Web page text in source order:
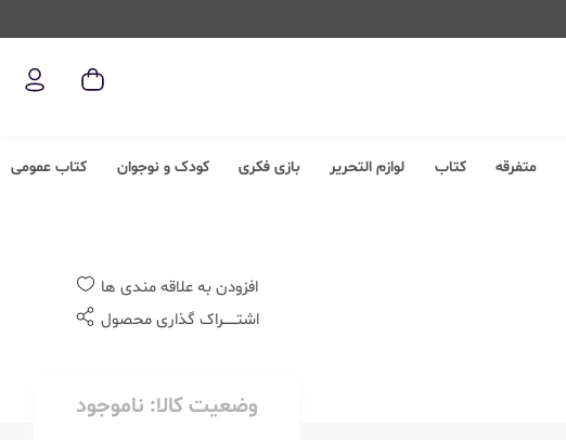
متفرقه کتاب لوازم التحریر بازی فکری کودک و نوجوان کتاب عمومی
افزودن به علاقه مندی ها
اشتــــــراک گذاری محصول
وضعیت کالا: ناموجود